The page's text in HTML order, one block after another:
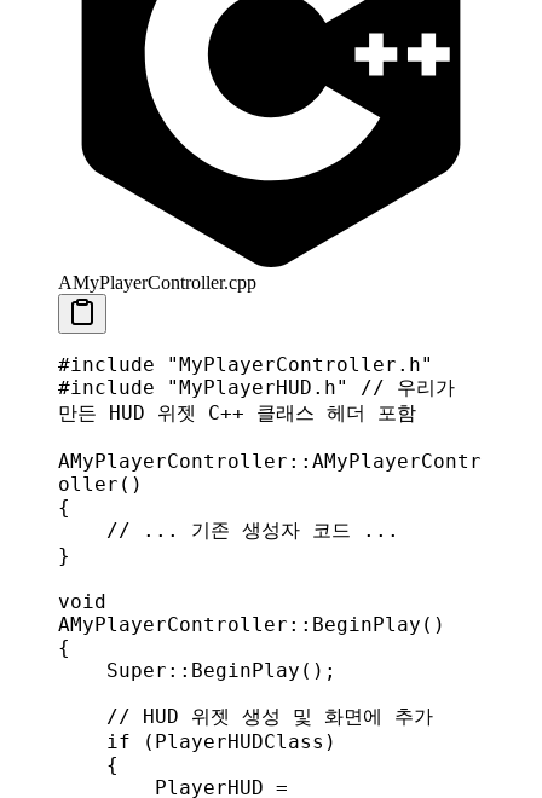
AMyPlayerController.cpp
#include "MyPlayerController.h"
#include "MyPlayerHUD.h"
// 우리가
만든 HUD 위젯 C++ 클래스 헤더 포함
AMyPlayerController :: AMyPlayerContr
oller ()
{
    // ... 기존 생성자 코드 ...
}
void
AMyPlayerController :: BeginPlay ()
{
    Super
:: BeginPlay ();
    // HUD 위젯 생성 및 화면에 추가
    if
(PlayerHUDClass)
    {